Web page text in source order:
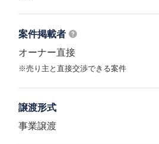
案件掲載者
オーナー直接
※売り主と直接交渉できる案件
譲渡形式
事業譲渡